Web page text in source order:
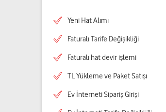
Yeni Hat Alımı
Faturalı Tarife Değişikliği
Faturalı hat devir işlemi
TL Yükleme ve Paket Satışı
Ev İnterneti Sipariş Girişi